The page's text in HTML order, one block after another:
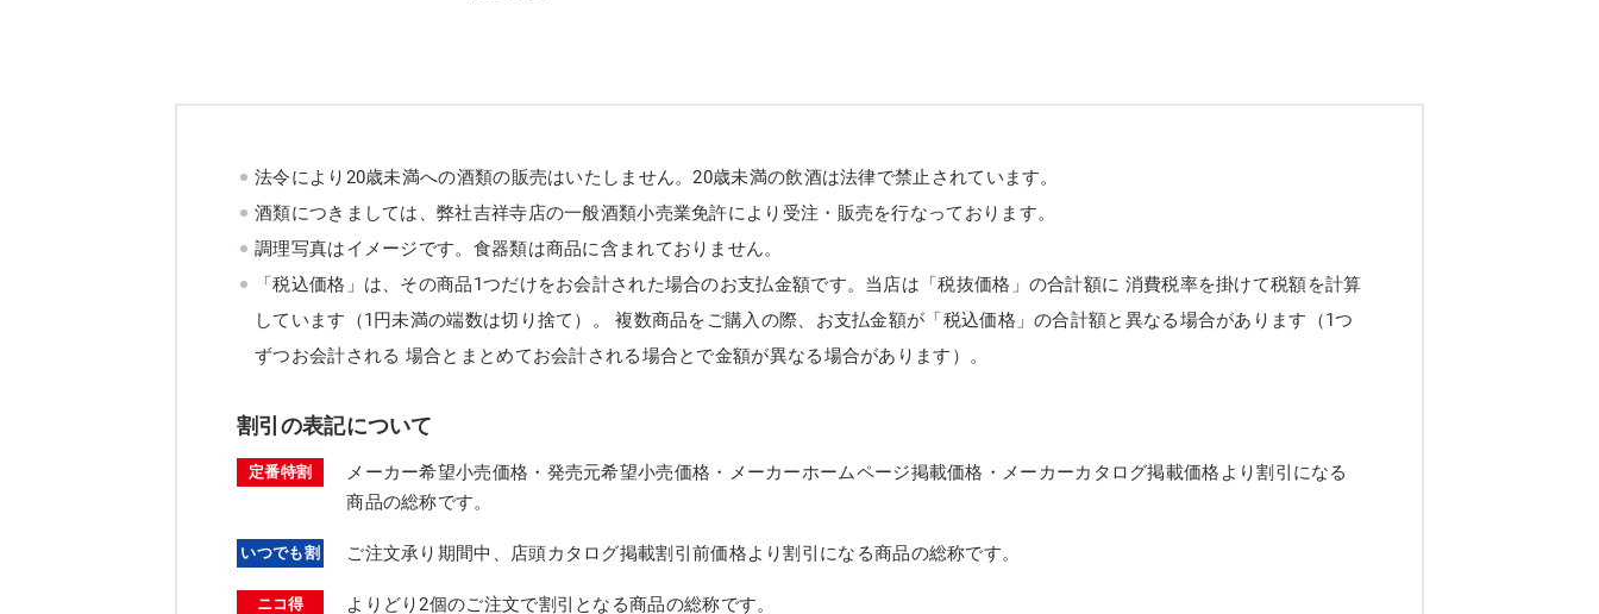
法令により20歳未満への酒類の販売はいたしません。20歳未満の飲酒は法律で禁止されています。
酒類につきましては、弊社吉祥寺店の一般酒類小売業免許により受注・販売を行なっております。
調理写真はイメージです。食器類は商品に含まれておりません。
「税込価格」は、その商品1つだけをお会計された場合のお支払金額です。当店は「税抜価格」の合計額に 消費税率を掛けて税額を計算
しています（1円未満の端数は切り捨て）。 複数商品をご購入の際、お支払金額が「税込価格」の合計額と異なる場合があります（1つ
ずつお会計される 場合とまとめてお会計される場合とで金額が異なる場合があります）。
割引の表記について
定番特割
メーカー希望小売価格・発売元希望小売価格・メーカーホームページ掲載価格・メーカーカタログ掲載価格より割引になる
商品の総称です。
いつでも割 ご注文承り期間中、店頭カタログ掲載割引前価格より割引になる商品の総称です。
ニコ得 よりどり2個のご注文で割引となる商品の総称です。